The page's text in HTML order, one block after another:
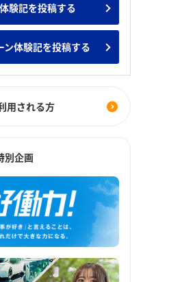
みんなのインターン人気企業ランキ
験記を投稿する
ン体験記を投稿する
用される方
別企画